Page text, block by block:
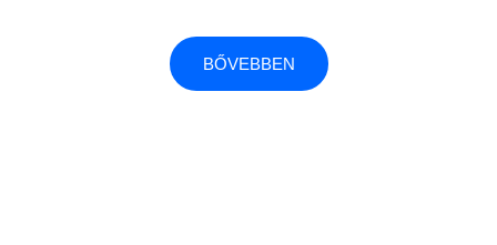
BŐVEBBEN